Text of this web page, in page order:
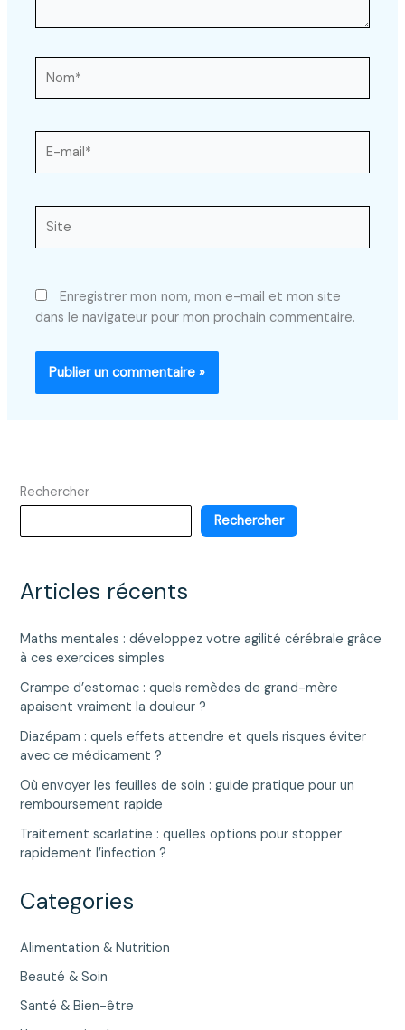
mail*
Enregistrer mon nom, mon e-mail et mon site
dans le navigateur pour mon prochain commentaire.
Rechercher
Rechercher
Articles récents
Maths mentales : développez votre agilité cérébrale grâce
à ces exercices simples
Crampe d’estomac : quels remèdes de grand-mère
apaisent vraiment la douleur ?
Diazépam : quels effets attendre et quels risques éviter
avec ce médicament ?
Où envoyer les feuilles de soin : guide pratique pour un
remboursement rapide
Traitement scarlatine : quelles options pour stopper
rapidement l’infection ?
Categories
Alimentation & Nutrition
Beauté & Soin
Santé & Bien-être